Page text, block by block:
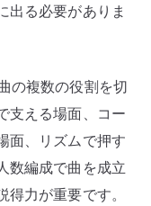
出る必要がありま
の複数の役割を切
支える場面、コー
面、リズムで押す
数編成で曲を成立
力が重要です。